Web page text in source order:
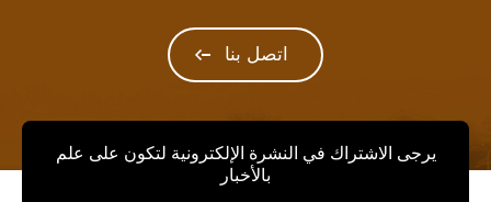
اتصل بنا
يرجى الاشتراك في النشرة الإلكترونية لتكون على علم
بالأخبار